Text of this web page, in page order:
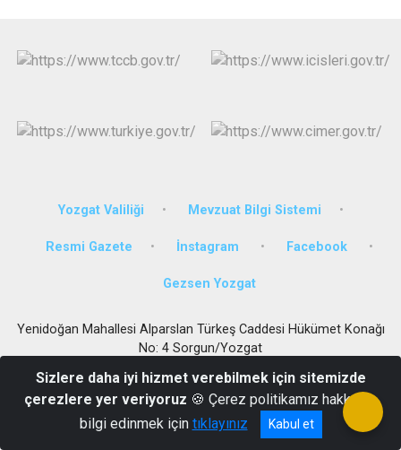
Yozgat Valiliği Mevzuat Bilgi Sistemi
Resmi Gazete İnstagram Facebook
Gezsen Yozgat
Yenidoğan Mahallesi Alparslan Türkeş Caddesi Hükümet Konağı
No: 4 Sorgun/Yozgat
0 (354) 415 10 10 - 415 55 61 - 415 21 39 Fax :0 (354) 415 21 38
Sizlere daha iyi hizmet verebilmek için sitemizde
çerezlere yer veriyoruz 🍪 Çerez politikamız hakkında
bilgi edinmek için tıklayınız Kabul et